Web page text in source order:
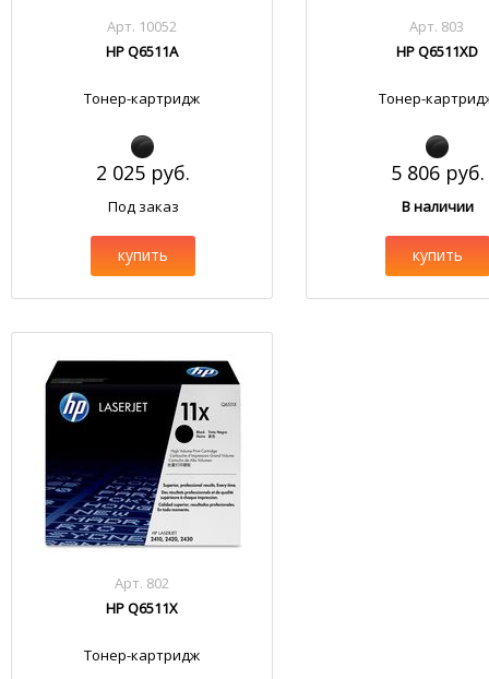
Арт. 10052
HP Q6511A
Тонер-картридж
2 025 руб.
Под заказ
купить
Арт. 803
HP Q6511XD
Тонер-
5 806 руб.
В наличии
купить
Арт. 802
HP Q6511X
Тонер-картридж